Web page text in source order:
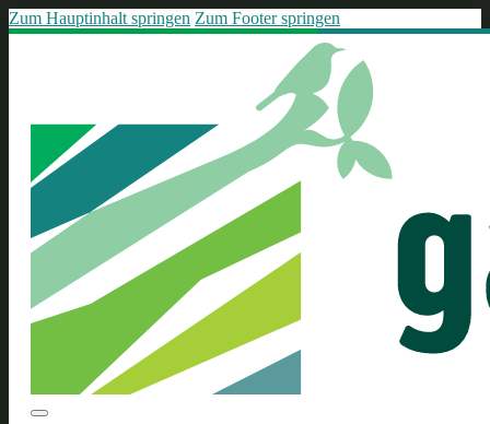
Zum Hauptinhalt springen Zum Footer springen